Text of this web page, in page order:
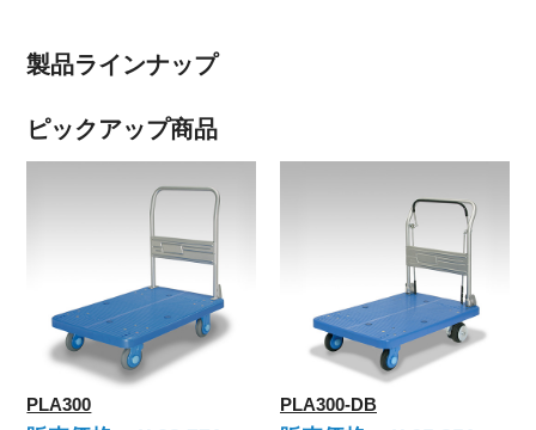
製品ラインナップ
ピックアップ商品
PLA300 PLA300-DB